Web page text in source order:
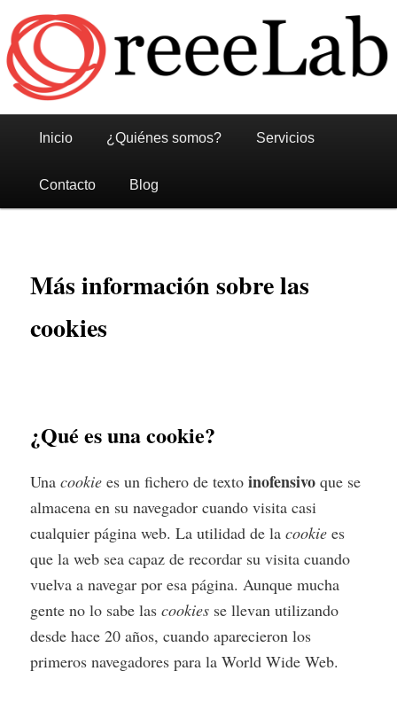
Reeelab
principal
Ir
contenido
Ir
contenido
Inicio ¿Quiénes somos? Servicios
Contacto Blog
Más información sobre las
cookies
¿Qué es una cookie?
Unacookie es un fichero de textoinofensivo que se
almacena en su navegador cuando visita casi
cualquier página web. La utilidad de lacookie es
que la web sea capaz de recordar su visita cuando
vuelva a navegar por esa página. Aunque mucha
gente no lo sabe lascookies se llevan utilizando
desde hace 20 años, cuando aparecieron los
primeros navegadores para la World Wide Web.